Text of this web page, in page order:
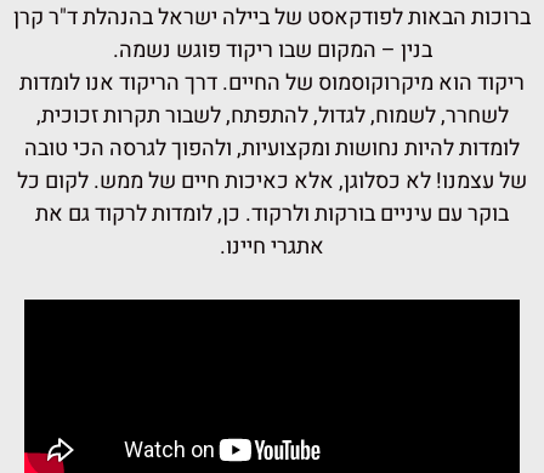
ברוכות הבאות לפודקאסט של ביילה ישראל בהנהלת ד"ר קרן
בנין – המקום שבו ריקוד פוגש נשמה.
ריקוד הוא מיקרוקוסמוס של החיים. דרך הריקוד אנו לומדות
לשחרר, לשמוח, לגדול, להתפתח, לשבור תקרות זכוכית,
לומדות להיות נחושות ומקצועיות, ולהפוך לגרסה הכי טובה
של עצמנו! לא כסלוגן, אלא כאיכות חיים של ממש. לקום כל
בוקר עם עיניים בורקות ולרקוד. כן, לומדות לרקוד גם את
אתגרי חיינו.